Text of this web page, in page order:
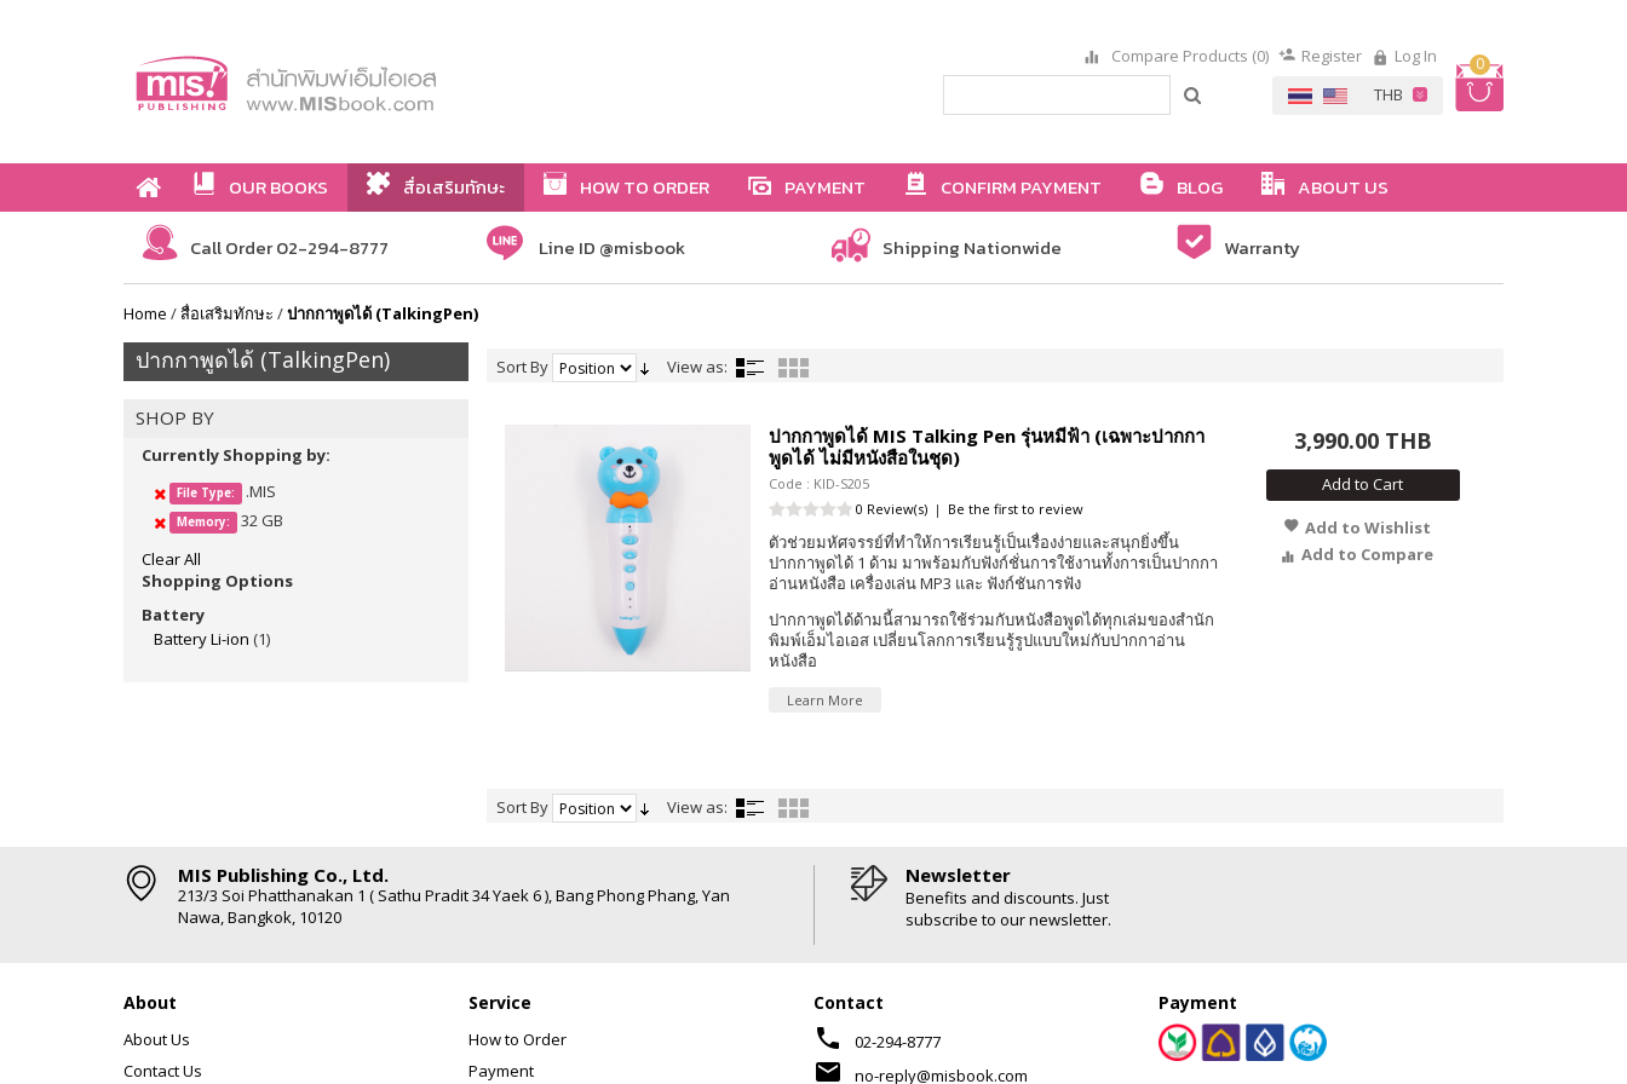
0
Compare Products (0) Register Log In
OUR BOOKS สื่อเสริมทักษะ HOW TO ORDER PAYMENT CONFIRM PAYMENT BLOG ABOUT US
Call Order 02-294-8777 Line ID @misbook Shipping Nationwide Warranty
Home /สื่อเสริมทักษะ /ปากกาพูดได้ (TalkingPen)
ปากกาพูดได้ (TalkingPen)
SHOP BY
Currently Shopping by:
File Type: .MIS
Memory:
32 GB
Clear All
Shopping Options
Battery
Battery Li-ion (1)
Sort By View as:
ปากกาพูดได้ MIS Talking Pen รุ่นหมีฟ้า (เฉพาะปากกา
พูดได้ ไม่มีหนังสือในชุด)
Code : KID-S205
0 Review(s) | Be the first to review
ตัวช่วยมหัศจรรย์ที่ทำให้การเรียนรู้เป็นเรื่องง่ายและสนุกยิ่งขึ้น
ปากกาพูดได้ 1 ด้าม มาพร้อมกับฟังก์ชั่นการใช้งานทั้งการเป็นปากกา
อ่านหนังสือ เครื่องเล่น MP3 และ ฟังก์ชันการฟัง
ปากกาพูดได้ด้ามนี้สามารถใช้ร่วมกับหนังสือพูดได้ทุกเล่มของสำนัก
พิมพ์เอ็มไอเอส เปลี่ยนโลกการเรียนรู้รูปแบบใหม่กับปากกาอ่าน
หนังสือ
Learn More
3,990.00 THB
Add to Cart
Add to Wishlist
Add to Compare
Sort By View as:
MIS Publishing Co., Ltd.
213/3 Soi Phatthanakan 1 ( Sathu Pradit 34 Yaek 6 ), Bang Phong Phang, Yan
Nawa, Bangkok, 10120
Newsletter
Benefits and discounts. Just
subscribe to our newsletter.
About
About Us
Contact Us
Service
How to Order
Payment
Contact
phone 02-294-8777
mail no-reply@misbook.com
Payment